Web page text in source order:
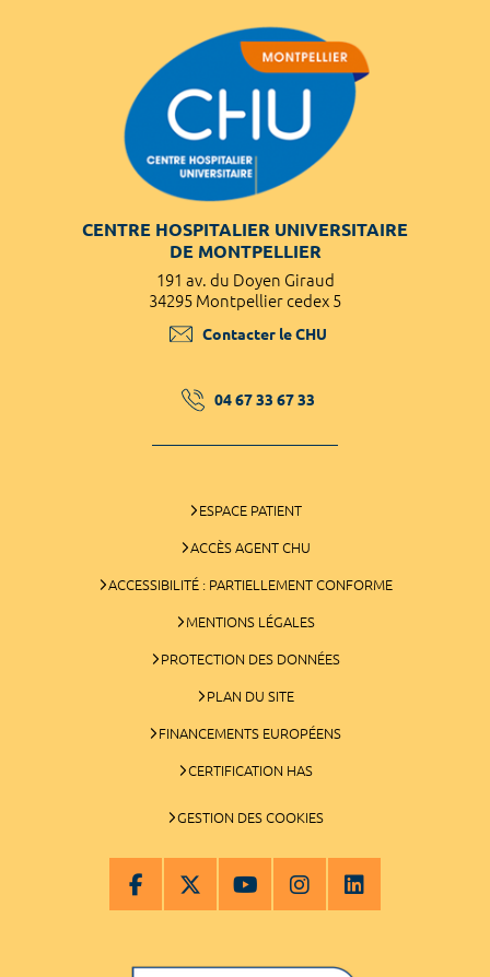
CENTRE HOSPITALIER UNIVERSITAIRE
DE MONTPELLIER
191 av. du Doyen Giraud
34295 Montpellier cedex 5
Contacter le CHU
04 67 33 67 33
ESPACE PATIENT
ACCÈS AGENT CHU
ACCESSIBILITÉ : PARTIELLEMENT CONFORME
MENTIONS LÉGALES
PROTECTION DES DONNÉES
PLAN DU SITE
FINANCEMENTS EUROPÉENS
CERTIFICATION HAS
GESTION DES COOKIES